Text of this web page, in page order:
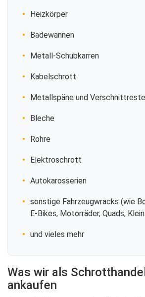
Heizkörper
Badewannen
Metall-Schubkarren
Kabelschrott
Metallspäne und Verschnittreste
Bleche
Rohre
Elektroschrott
Autokarosserien
sonstige Fahrzeugwracks (wie
E-Bikes, Motorräder, Quads,
und vieles mehr
Was wir als
ankaufen